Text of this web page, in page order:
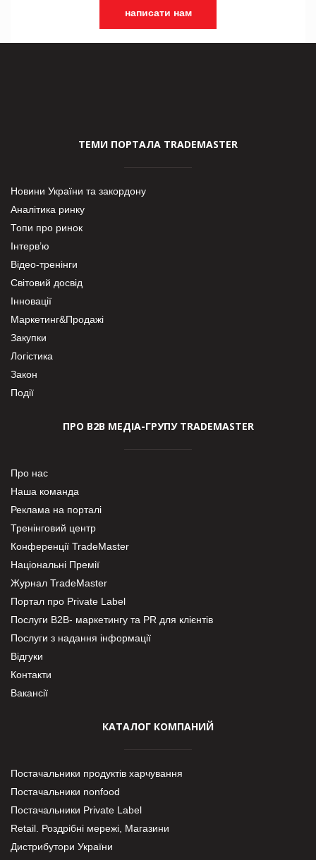
написати нам
ТЕМИ ПОРТАЛА TRADEMASTER
Новини України та закордону
Аналітика ринку
Топи про ринок
Інтерв’ю
Відео-тренінги
Світовий досвід
Інновації
Маркетинг&Продажі
Закупки
Логістика
Закон
Події
ПРО В2В МЕДІА-ГРУПУ TRADEMASTER
Про нас
Наша команда
Реклама на порталі
Тренінговий центр
Конференції TradeMaster
Національні Премії
Журнал TradeMaster
Портал про Private Label
Послуги В2В- маркетингу та PR для клієнтів
Послуги з надання інформації
Відгуки
Контакти
Вакансії
КАТАЛОГ КОМПАНИЙ
Постачальники продуктів харчування
Постачальники nonfood
Постачальники Private Label
Retail. Роздрібні мережі, Магазини
Дистрибутори України